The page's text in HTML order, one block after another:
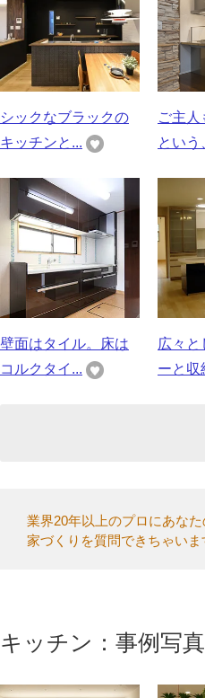
シックなブラックの
キッチンと...
ご主人
という
壁面はタイル。床は
コルクタイ...
広々と
ーと収
業界20年以上のプロにあなた
家づくりを質問できちゃいま
キッチン：事例写